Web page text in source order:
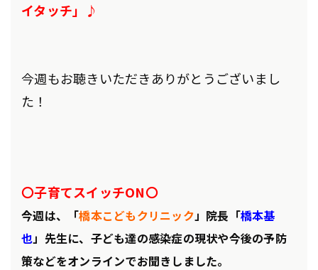
イタッチ」♪
今週もお聴きいただきありがとうございまし
た！
〇子育てスイッチON〇
今週は、 「橋本こどもクリニック」院長「橋本基
也」先生に、子ども達の感染症の現状や今後の予防
策などをオンラインでお聞きしました。